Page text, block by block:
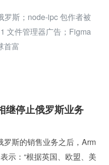
罗斯；node-ipc 包作者被
文件管理器广告；Figma
首富
继停止俄罗斯业务
斯的销售业务之后，Arm
示：“根据英国、欧盟、美